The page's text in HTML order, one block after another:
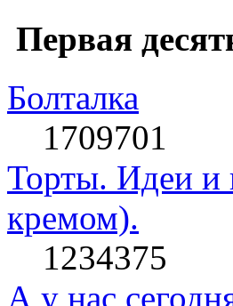
Первая
Болталка
1709701
Торты. Идеи и
кремом).
1234375
А у нас